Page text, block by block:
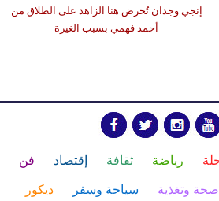
إنجي وجدان تُحرض هنا الزاهد على الطلاق من
أحمد فهمي بسبب الغيرة
رياضة ثقافة إقتصاد فن
صحة وتغذية سياحة وسفر ديكور